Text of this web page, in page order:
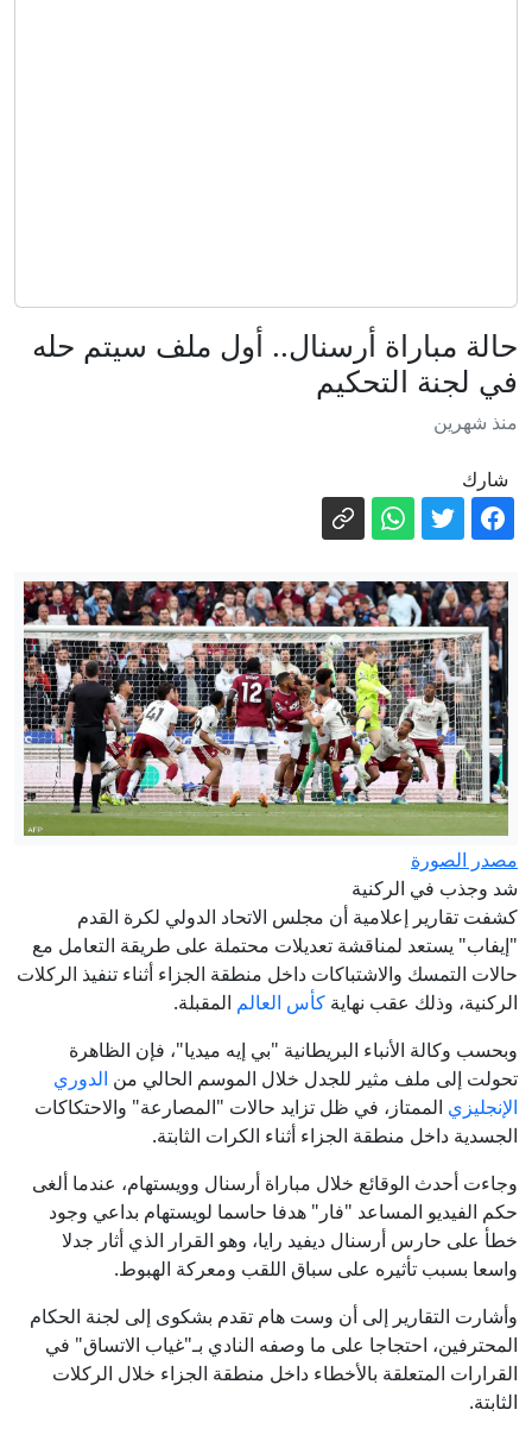
أسعار الذهب تسجل ارتفاعا جديدا
الحركة الشعبية يخلط الأوراق الانتخابية
لماذا طالب المغرب أوروبا بوقف اتخاذ
لماذا استفز "الكتاب الأبيض" جيران
اليابان؟
القضاء السوري يحدد مواعيد النطق بالحكم
في قضايا عاطف نجيب ووسيم الأسد
وأحمد حسون
هل تصمد الجولة السابعة من مفاوضات
لبنان وإسرائيل في روما أمام التصعيد في
الجنوب؟
"لا سمح الله أن يصبح رئيسا".. فانس يحذر
أزمة التزكيات تهدد بتفكيك “ميزان”
الحسيمة قبل انتخابات 2026
حالة مباراة أرسنال.. أول ملف سيتم حله
في لجنة التحكيم
منذ شهرين
شارك
مصدر الصورة
شد وجذب في الركنية
كشفت تقارير إعلامية أن مجلس الاتحاد الدولي لكرة القدم
"إيفاب" يستعد لمناقشة تعديلات محتملة على طريقة التعامل مع
حالات التمسك والاشتباكات داخل منطقة الجزاء أثناء تنفيذ الركلات
الركنية، وذلك عقب نهاية كأس العالم المقبلة.
وبحسب وكالة الأنباء البريطانية "بي إيه ميديا"، فإن الظاهرة
تحولت إلى ملف مثير للجدل خلال الموسم الحالي من الدوري
الإنجليزي الممتاز، في ظل تزايد حالات "المصارعة" والاحتكاكات
الجسدية داخل منطقة الجزاء أثناء الكرات الثابتة.
وجاءت أحدث الوقائع خلال مباراة أرسنال وويستهام، عندما ألغى
حكم الفيديو المساعد "فار" هدفا حاسما لويستهام بداعي وجود
خطأ على حارس أرسنال ديفيد رايا، وهو القرار الذي أثار جدلا
واسعا بسبب تأثيره على سباق اللقب ومعركة الهبوط.
وأشارت التقارير إلى أن وست هام تقدم بشكوى إلى لجنة الحكام
المحترفين، احتجاجا على ما وصفه النادي بـ"غياب الاتساق" في
القرارات المتعلقة بالأخطاء داخل منطقة الجزاء خلال الركلات
الثابتة.